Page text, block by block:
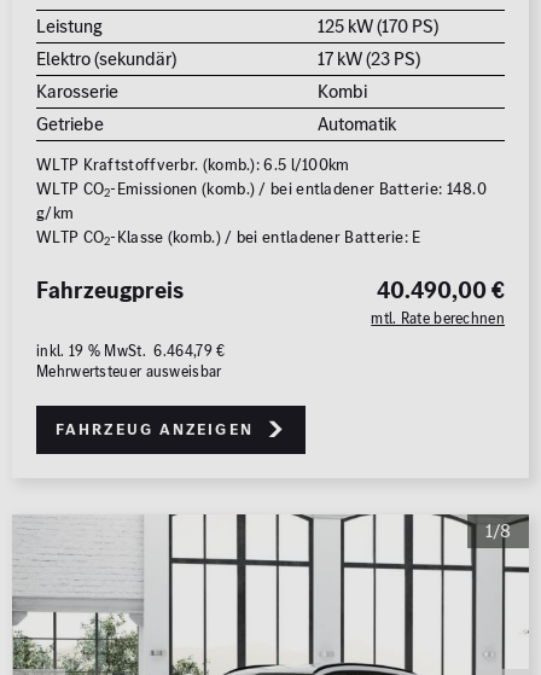
Leistung
125 kW (170 PS)
Elektro (sekundär)
17 kW (23 PS)
Karosserie
Kombi
Getriebe
Automatik
WLTP Kraftstoffverbr. (komb.): 6.5 l/100km
WLTP CO2-Emissionen (komb.) / bei entladener Batterie: 148.0
g/km
WLTP CO2-Klasse (komb.) / bei entladener Batterie: E
40.490,00 €
mtl. Rate berechnen
Fahrzeugpreis
inkl. 19 % MwSt. 6.464,79 €
Mehrwertsteuer ausweisbar
Fahrzeug anzeigen
1/8